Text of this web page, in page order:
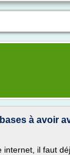
à avoir
il faut